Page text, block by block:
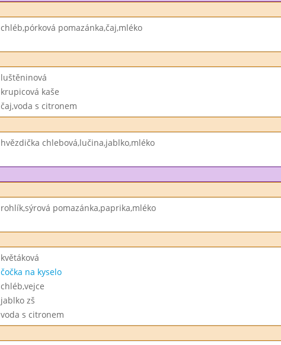
chléb,pórková pomazánka,čaj,mléko
luštěninová
krupicová kaše
čaj,voda s citronem
hvězdička chlebová,lučina,jablko,mléko
rohlík,sýrová pomazánka,paprika,mléko
květáková
čočka na kyselo
chléb,vejce
jablko zš
voda s citronem